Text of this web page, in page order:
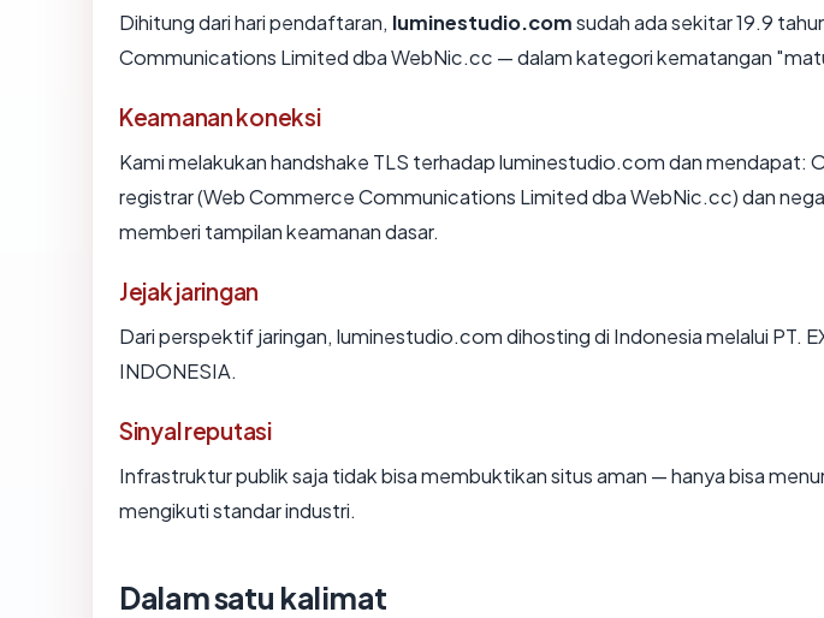
Dihitung dari hari pendaftaran, luminestudio.comsudah ada sekitar 19.9
Communications Limited dba WebNic.cc — dalam kategori kematangan
Keamanan koneksi
Kami melakukan handshake TLS terhadap luminestudio.com dan mendapat:
registrar (Web Commerce Communications Limited dba WebNic.cc) dan
memberi tampilan keamanan dasar.
Jejak jaringan
Dari perspektif jaringan, luminestudio.com dihosting di Indonesia melalui PT.
INDONESIA.
Sinyal reputasi
Infrastruktur publik saja tidak bisa membuktikan situs aman — hanya bisa
mengikuti standar industri.
Dalam satu kalimat